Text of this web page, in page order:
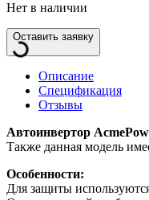
Нет в наличии
Оставить заявку
Описание
Спецификация
Отзывы
Автоинвертор
Также данная модель
Особенности:
Для защиты